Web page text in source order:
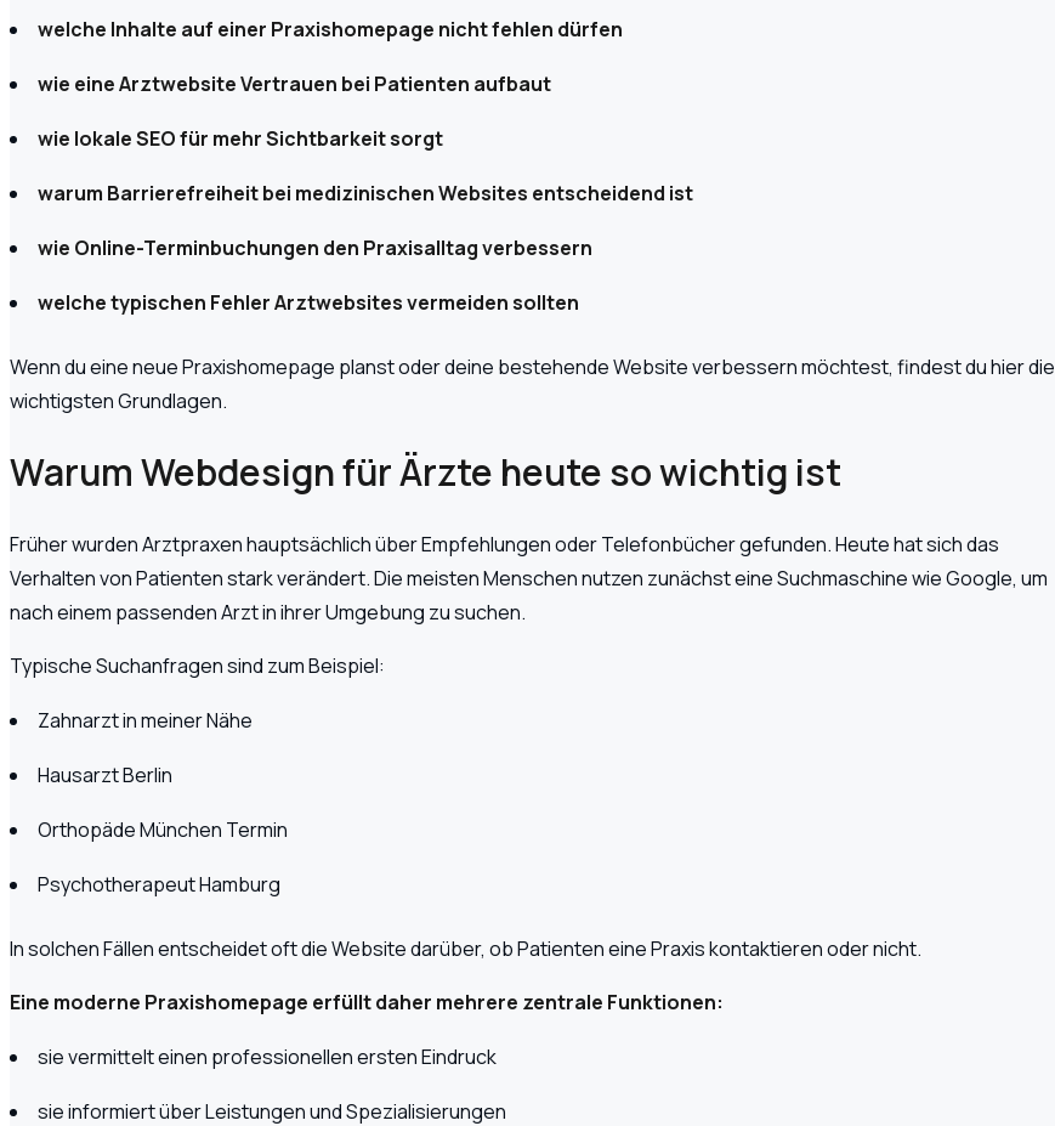
welche Inhalte auf einer Praxishomepage nicht fehlen dürfen
wie eine Arztwebsite Vertrauen bei Patienten aufbaut
wie lokale SEO für mehr Sichtbarkeit sorgt
warum Barrierefreiheit bei medizinischen Websites entscheidend ist
wie Online-Terminbuchungen den Praxisalltag verbessern
welche typischen Fehler Arztwebsites vermeiden sollten
Wenn du eine neue Praxishomepage planst oder deine bestehende Website verbessern möchtest, findest du hier die
wichtigsten Grundlagen.
Warum Webdesign für Ärzte heute so wichtig ist
Früher wurden Arztpraxen hauptsächlich über Empfehlungen oder Telefonbücher gefunden. Heute hat sich das
Verhalten von Patienten stark verändert. Die meisten Menschen nutzen zunächst eine Suchmaschine wie Google, um
nach einem passenden Arzt in ihrer Umgebung zu suchen.
Typische Suchanfragen sind zum Beispiel:
Zahnarzt in meiner Nähe
Hausarzt Berlin
Orthopäde München Termin
Psychotherapeut Hamburg
In solchen Fällen entscheidet oft die Website darüber, ob Patienten eine Praxis kontaktieren oder nicht.
Eine moderne Praxishomepage erfüllt daher mehrere zentrale Funktionen:
sie vermittelt einen professionellen ersten Eindruck
sie informiert über Leistungen und Spezialisierungen